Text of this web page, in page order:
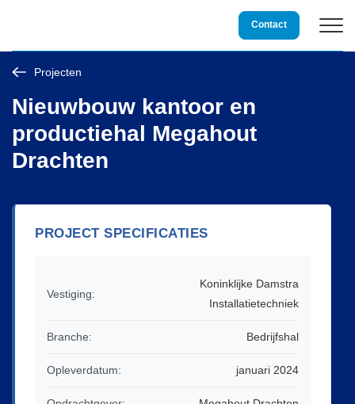
Duurzame techniek
Installatietechniek
Over Damstra
Projecten
Algemene Voorwaarden Installatiewerk
Contact
Projecten
Nieuwbouw kantoor en
productiehal Megahout
Drachten
PROJECT SPECIFICATIES
Vestiging:
Koninklijke Damstra
Installatietechniek
Branche: Bedrijfshal
Opleverdatum: januari 2024